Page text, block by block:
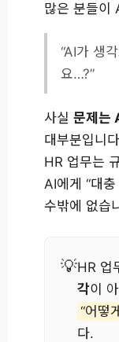
많은 분들이
“AI가 생
요…?”
사실 문제는
대부분입니
HR 업무는
AI에게 “대
수밖에 없습
HR 업
각이
“어떻
다.